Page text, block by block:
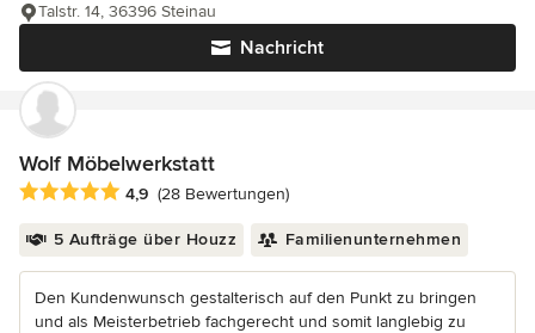
Nachricht
Talstr. 14, 36396 Steinau
Wolf Möbelwerkstatt
Durchschnittliche Bewertung: 4.9 von 5 Sternen
4,9 (28 Bewertungen)
5 Aufträge über Houzz Familienunternehmen
Den Kundenwunsch gestalterisch auf den Punkt zu bringen
und als Meisterbetrieb fachgerecht und somit langlebig zu